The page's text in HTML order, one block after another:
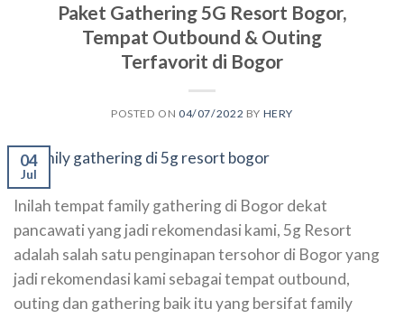
Paket Gathering 5G Resort Bogor,
Tempat Outbound & Outing
Terfavorit di Bogor
POSTED ON04/07/2022 BY HERY
04
Jul
Inilah tempat family gathering di Bogor dekat
pancawati yang jadi rekomendasi kami, 5g Resort
adalah salah satu penginapan tersohor di Bogor yang
jadi rekomendasi kami sebagai tempat outbound,
outing dan gathering baik itu yang bersifat family